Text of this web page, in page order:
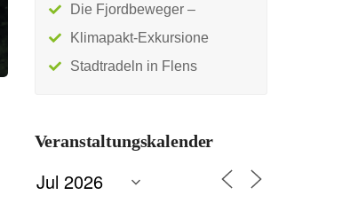
Die Fjordbeweger –
Klimapakt-Exkursione
Stadtradeln in Flens
Veranstaltungskalender